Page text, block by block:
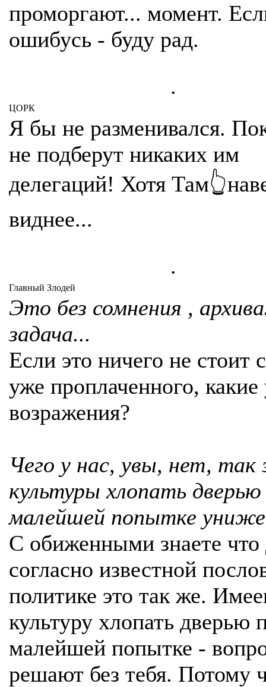
проморгают... момент.
ошибусь - буду рад.
.
ЦОРК
Я бы не разменивался.
не подберут никаких им
делегаций! Хотя
виднее...
.
Главный Злодей
Это без сомнения ,
задача...
Если это ничего не стоит
уже проплаченного, какие
возражения?
Чего у нас, увы, нет, так
культуры хлопать
малейшей попытке
С обиженными знаете что
согласно известной
политике это так же.
культуру хлопать дверью
малейшей попытке -
решают без тебя. Потому